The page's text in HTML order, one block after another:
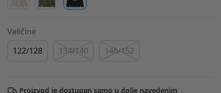
Veličine
122/128
134/140 146/152
Proizvod je dostupan samo u dolje navedenim